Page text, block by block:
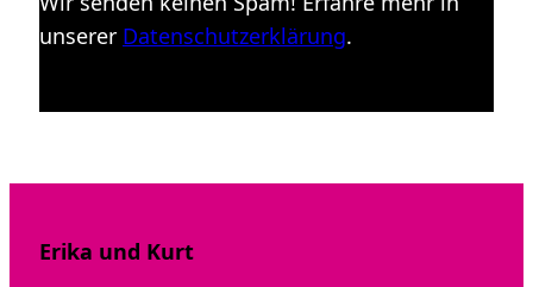
unserer Datenschutzerklärung.
Erika und Kurt